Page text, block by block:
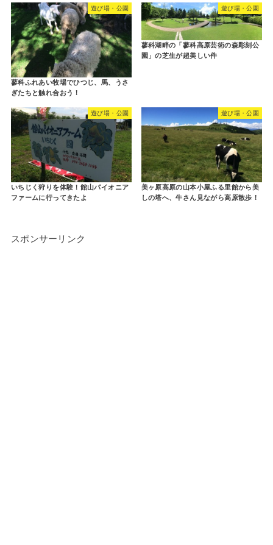
遊び場・公園
蓼科ふれあい牧場でひつじ、馬、うさ
ぎたちと触れ合おう！
遊び場・公園
蓼科湖畔の「蓼科高原芸術の森彫刻公
園」の芝生が超美しい件
遊び場・公園
いちじく狩りを体験！館山パイオニア
ファームに行ってきたよ
遊び場・公園
美ヶ原高原の山本小屋ふる里館から美
しの塔へ、牛さん見ながら高原散歩！
スポンサーリンク